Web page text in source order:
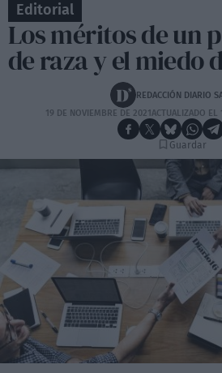
Editorial
Los méritos de un
de raza y el miedo
REDACCIÓN DIARIO
19 DE NOVIEMBRE DE 2021ACTUALIZADO EL
Guardar